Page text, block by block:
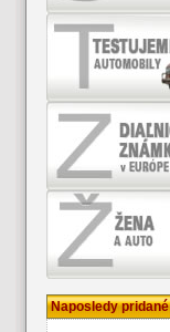
Naposledy pridané